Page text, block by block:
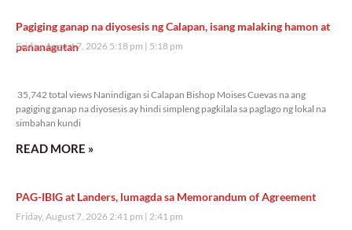
Pagiging ganap na diyosesis ng Calapan, isang malaking hamon at
pananagutan
Friday, August 7, 2026 5:18 pm 5:18 pm
35,742 total views Nanindigan si Calapan Bishop Moises Cuevas na ang
pagiging ganap na diyosesis ay hindi simpleng pagkilala sa paglago ng lokal na
simbahan kundi
READ MORE »
PAG-IBIG at Landers, lumagda sa Memorandum of Agreement
Friday, August 7, 2026 2:41 pm 2:41 pm